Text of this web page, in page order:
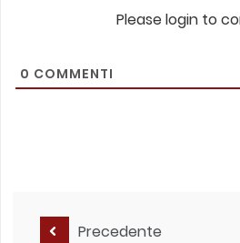
Please login to
0 COMMENTI
Precedente